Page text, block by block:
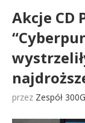
Akcje CD
przez Zespół